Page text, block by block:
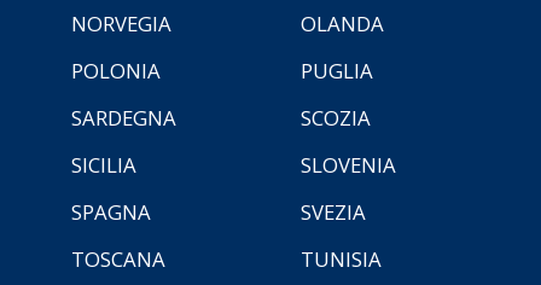
NORVEGIA
OLANDA
POLONIA
PUGLIA
SARDEGNA
SCOZIA
SICILIA
SLOVENIA
SPAGNA
SVEZIA
TOSCANA
TUNISIA